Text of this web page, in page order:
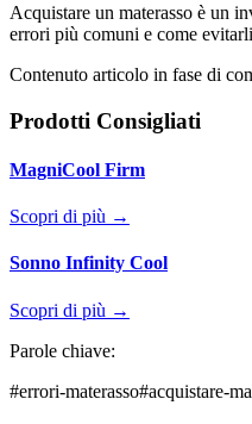
Acquistare un materasso è un
errori più comuni e come
Contenuto articolo in fase di
Prodotti Consigliati
MagniCool Firm
Scopri di più →
Sonno Infinity Cool
Scopri di più →
Parole chiave:
#errori-materasso#acquistare-